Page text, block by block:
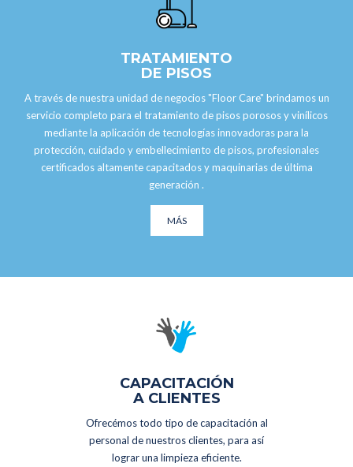
TRATAMIENTO
DE PISOS
A través de nuestra unidad de negocios "Floor Care" brindamos un
servicio completo para el tratamiento de pisos porosos y vinílicos
mediante la aplicación de tecnologías innovadoras para la
protección, cuidado y embellecimiento de pisos, profesionales
certificados altamente capacitados y maquinarias de última
generación .
MÁS
CAPACITACIÓN
A CLIENTES
Ofrecémos todo tipo de capacitación al
personal de nuestros clientes, para así
lograr una limpieza eficiente.